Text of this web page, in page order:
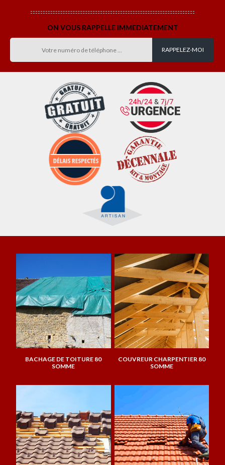
ON VOUS RAPPELLE IMMEDIATEMENT
BACHAGE DE TOITURE 80
SOMME
COUVREUR CHARPENTIER 80
SOMME